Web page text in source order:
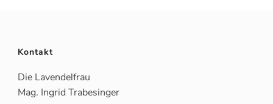
Kontakt
Die Lavendelfrau
Mag. Ingrid Trabesinger